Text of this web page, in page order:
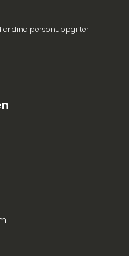
dina personuppgifter